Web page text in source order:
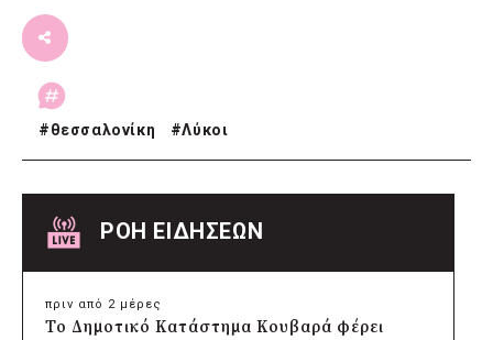
#θεσσαλονίκη #Λύκοι
ΡΟΗ ΕΙΔΗΣΕΩΝ
πριν από 2 μέρες
Το Δημοτικό Κατάστημα Κουβαρά φέρει